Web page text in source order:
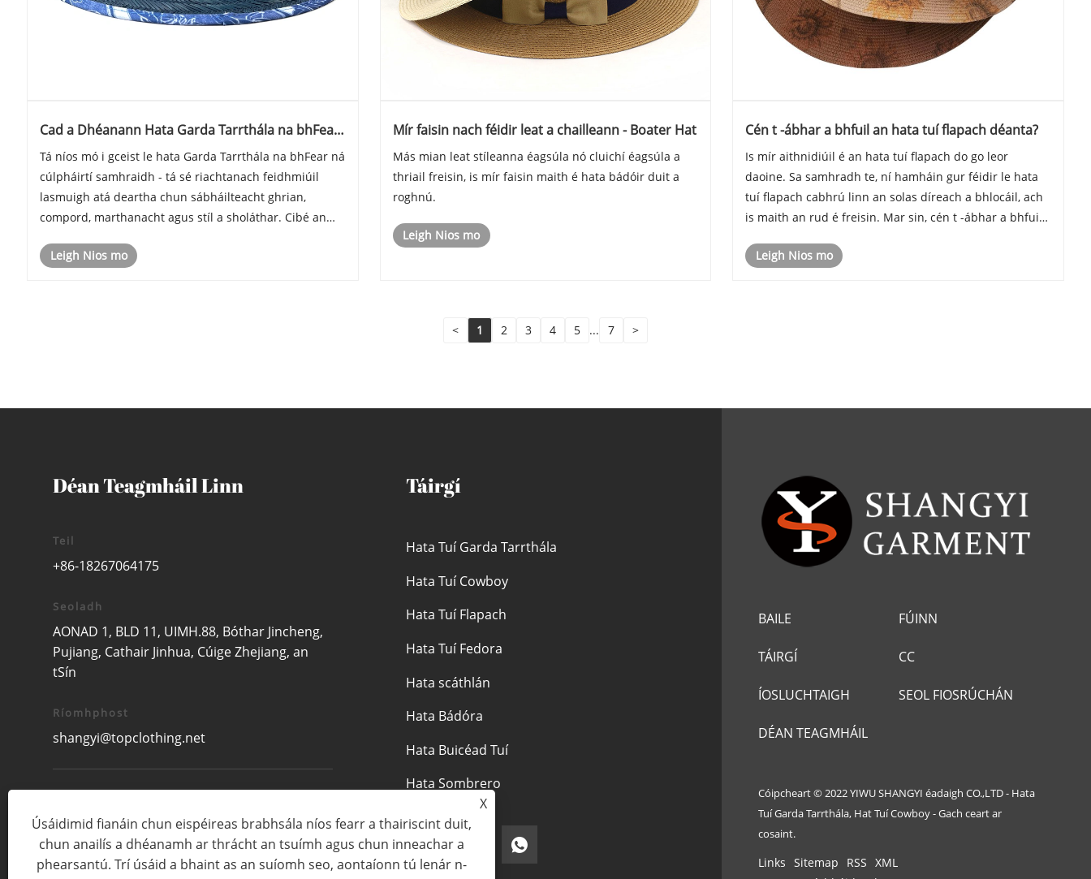
Cad a Dhéanann Hata Garda Tarrthála na bhFear
agus Feidhmíocht Lasmuigh?
​Tá níos mó i gceist le hata Garda Tarrthála na bhFear ná
cúlpháirtí samhraidh - tá sé riachtanach feidhmiúil
lasmuigh atá deartha chun sábháilteacht ghrian,
compord, marthanacht agus stíl a sholáthar. Cibé an
caitheamh uaireanta fada cois trá, nó ag ......
Leigh Nios mo
Mír faisin nach féidir leat a chailleann - Boater Hat
Más mian leat stíleanna éagsúla nó cluichí éagsúla a
thriail freisin, is mír faisin maith é hata bádóir duit a
roghnú.
Leigh Nios mo
Cén t -ábhar a bhfuil an hata tuí flapach déanta?
Is mír aithnidiúil é an hata tuí flapach do go leor
daoine. Sa samhradh te, ní hamháin gur féidir le hata
tuí flapach cabhrú linn an solas díreach a bhlocáil, ach
is maith an rud é freisin. Mar sin, cén t -ábhar a bhfuil
Leigh Nios mo
< 1 2 3 4 5 ... 7 >
Déan Teagmháil Linn
Teil
+86-18267064175
Seoladh
AONAD 1, BLD 11, UIMH.88, Bóthar Jincheng,
Pujiang, Cathair Jinhua, Cúige Zhejiang, an
tSín
Ríomhphost
shangyi@topclothing.net
Táirgí
Hata Tuí Garda Tarrthála
Hata Tuí Cowboy
Hata Tuí Flapach
Hata Tuí Fedora
Hata scáthlán
Hata Bádóra
Hata Buicéad Tuí
Hata Sombrero
BAILE FÚINN
TÁIRGÍ CC
ÍOSLUCHTAIGH SEOL FIOSRÚCHÁN
DÉAN TEAGMHÁIL
Cóipcheart © 2022 YIWU SHANGYI éadaigh CO.,LTD - Hata
Tuí Garda Tarrthála, Hat Tuí Cowboy - Gach ceart ar
cosaint.
Links Sitemap RSS XML
X
Úsáidimid fianáin chun eispéireas brabhsála níos fearr a thairiscint duit,
chun anailís a dhéanamh ar thrácht an tsuímh agus chun inneachar a
phearsantú. Trí úsáid a bhaint as an suíomh seo, aontaíonn tú lenár n-